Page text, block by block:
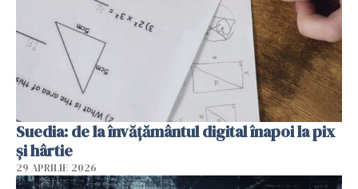
Suedia: de la învățământul digital înapoi la pix
și hârtie
29 APRILIE 2026